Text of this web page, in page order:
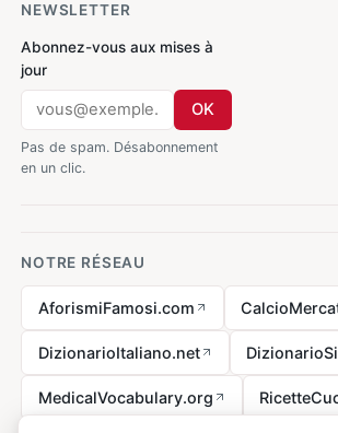
NEWSLETTER
Abonnez-vous aux mises à
jour
OK
Pas de spam. Désabonnement
en un clic.
NOTRE RÉSEAU
AforismiFamosi.com
DizionarioItaliano.net
MedicalVocabulary.org